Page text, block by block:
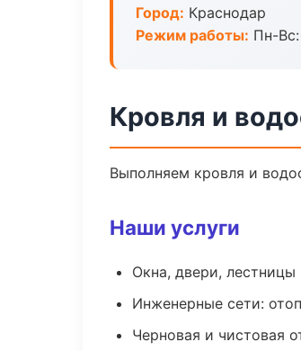
Город: Краснодар
Режим работы: Пн-
Кровля и
Выполняем кровля и
Наши услуги
Окна, двери, лестницы
Инженерные сети:
Черновая и чистовая